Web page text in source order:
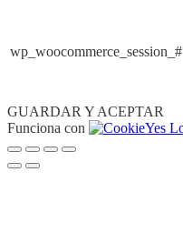
wp_woocommerce_session_#
GUARDAR Y ACEPTAR
Funciona con